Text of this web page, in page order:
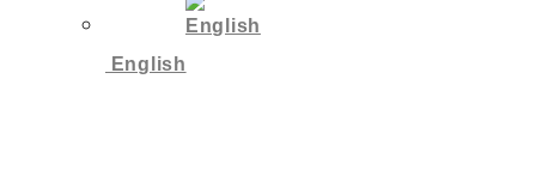
English